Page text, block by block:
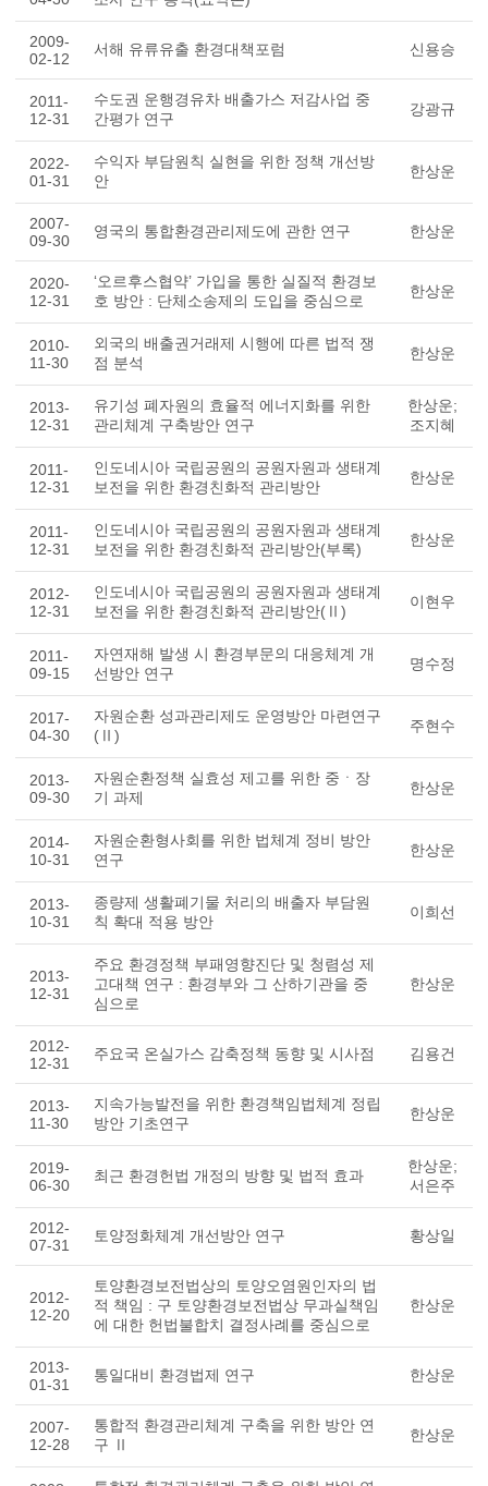
2009-
02-12
서해 유류유출 환경대책포럼 신용승
2011-
12-31
수도권 운행경유차 배출가스 저감사업 중
간평가 연구
강광규
2022-
01-31
수익자 부담원칙 실현을 위한 정책 개선방
안
한상운
2007-
09-30
영국의 통합환경관리제도에 관한 연구 한상운
2020-
12-31
‘오르후스협약’ 가입을 통한 실질적 환경보
호 방안 : 단체소송제의 도입을 중심으로
한상운
2010-
11-30
외국의 배출권거래제 시행에 따른 법적 쟁
점 분석
한상운
2013-
12-31
유기성 폐자원의 효율적 에너지화를 위한
관리체계 구축방안 연구
한상운;
조지혜
2011-
12-31
인도네시아 국립공원의 공원자원과 생태계
보전을 위한 환경친화적 관리방안
한상운
2011-
12-31
인도네시아 국립공원의 공원자원과 생태계
보전을 위한 환경친화적 관리방안(부록)
한상운
2012-
12-31
인도네시아 국립공원의 공원자원과 생태계
보전을 위한 환경친화적 관리방안(Ⅱ)
이현우
2011-
09-15
자연재해 발생 시 환경부문의 대응체계 개
선방안 연구
명수정
2017-
04-30
자원순환 성과관리제도 운영방안 마련연구
(Ⅱ)
주현수
2013-
09-30
자원순환정책 실효성 제고를 위한 중ㆍ장
기 과제
한상운
2014-
10-31
자원순환형사회를 위한 법체계 정비 방안
연구
한상운
2013-
10-31
종량제 생활폐기물 처리의 배출자 부담원
칙 확대 적용 방안
이희선
2013-
12-31
주요 환경정책 부패영향진단 및 청렴성 제
고대책 연구 : 환경부와 그 산하기관을 중
심으로
한상운
2012-
12-31
주요국 온실가스 감축정책 동향 및 시사점 김용건
2013-
11-30
지속가능발전을 위한 환경책임법체계 정립
방안 기초연구
한상운
2019-
06-30
최근 환경헌법 개정의 방향 및 법적 효과
한상운;
서은주
2012-
07-31
토양정화체계 개선방안 연구 황상일
2012-
12-20
토양환경보전법상의 토양오염원인자의 법
적 책임 : 구 토양환경보전법상 무과실책임
에 대한 헌법불합치 결정사례를 중심으로
한상운
2013-
01-31
통일대비 환경법제 연구 한상운
2007-
12-28
통합적 환경관리체계 구축을 위한 방안 연
구 Ⅱ
한상운